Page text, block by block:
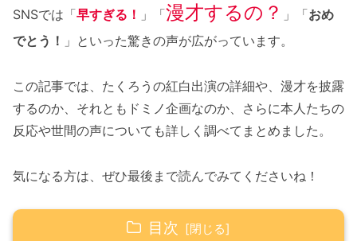
SNSでは「早すぎる！ 」「漫才するの？ 」「おめ
でとう！ 」といった驚きの声が広がっています。
この記事では、たくろうの紅白出演の詳細や、漫才を披露
するのか、それともドミノ企画なのか、さらに本人たちの
反応や世間の声についても詳しく調べてまとめました。
気になる方は、ぜひ最後まで読んでみてくださいね！
目次